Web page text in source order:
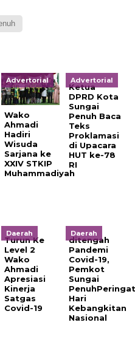
Advertorial
Wako
Ahmadi
Hadiri
Wisuda
Sarjana ke
XXIV STKIP
Muhammadiyah
Advertorial
Ketua
DPRD Kota
Sungai
Penuh Baca
Teks
Proklamasi
di Upacara
HUT ke-78
RI
Daerah
Turun Ke
Level 2
Wako
Ahmadi
Apresiasi
Kinerja
Satgas
Covid-19
Daerah
ditengah
Pandemi
Covid-19,
Pemkot
Sungai
Hari
Kebangkitan
Nasional